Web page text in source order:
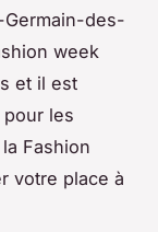
des-
week
et il est
les
Fashion
votre place à